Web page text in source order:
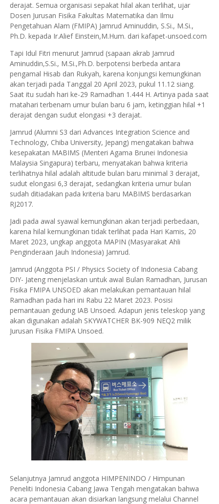
derajat. Semua organisasi sepakat hilal akan terlihat, ujar
Dosen Jurusan Fisika Fakultas Matematika dan Ilmu
Pengetahuan Alam (FMIPA) Jamrud Aminuddin, S.Si., M.Si.,
Ph.D. kepada Ir.Alief Einstein,M.Hum. dari kafapet-unsoed.com
Tapi Idul Fitri menurut Jamrud (sapaan akrab Jamrud
Aminuddin,S.Si., M.Si.,Ph.D. berpotensi berbeda antara
pengamal Hisab dan Rukyah, karena konjungsi kemungkinan
akan terjadi pada Tanggal 20 April 2023, pukul 11.12 siang.
Saat itu sudah hari ke-29 Ramadhan 1.444 H. Artinya pada saat
matahari terbenam umur bulan baru 6 jam, ketinggian hilal +1
derajat dengan sudut elongasi +3 derajat.
Jamrud (Alumni S3 dari Advances Integration Science and
Technology, Chiba University, Jepang) mengatakan bahwa
kesepakatan MABIMS (Menteri Agama Brunei Indonesia
Malaysia Singapura) terbaru, menyatakan bahwa kriteria
terlihatnya hilal adalah altitude bulan baru minimal 3 derajat,
sudut elongasi 6,3 derajat, sedangkan kriteria umur bulan
sudah ditiadakan pada kriteria baru MABIMS berdasarkan
RJ2017.
Jadi pada awal syawal kemungkinan akan terjadi perbedaan,
karena hilal kemungkinan tidak terlihat pada Hari Kamis, 20
Maret 2023, ungkap anggota MAPIN (Masyarakat Ahli
Penginderaan Jauh Indonesia) Jamrud.
Jamrud (Anggota PSI / Physics Society of Indonesia Cabang
DIY- Jateng menjelaskan untuk awal Bulan Ramadhan, Jurusan
Fisika FMIPA UNSOED akan melakukan pemantauan hilal
Ramadhan pada hari ini Rabu 22 Maret 2023. Posisi
pemantauan gedung IAB Unsoed. Adapun jenis teleskop yang
akan digunakan adalah SKYWATCHER BK-909 NEQ2 milik
Jurusan Fisika FMIPA Unsoed.
Selanjutnya Jamrud anggota HIMPENINDO / Himpunan
Peneliti Indonesia Cabang Jawa Tengah mengatakan bahwa
acara pemantauan akan disiarkan langsung melalui Channel